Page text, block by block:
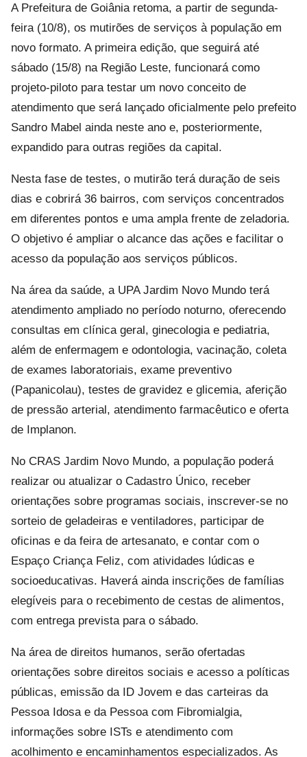
A Prefeitura de Goiânia retoma, a partir de segunda-
feira (10/8), os mutirões de serviços à população em
novo formato. A primeira edição, que seguirá até
sábado (15/8) na Região Leste, funcionará como
projeto-piloto para testar um novo conceito de
atendimento que será lançado oficialmente pelo prefeito
Sandro Mabel ainda neste ano e, posteriormente,
expandido para outras regiões da capital.
Nesta fase de testes, o mutirão terá duração de seis
dias e cobrirá 36 bairros, com serviços concentrados
em diferentes pontos e uma ampla frente de zeladoria.
O objetivo é ampliar o alcance das ações e facilitar o
acesso da população aos serviços públicos.
Na área da saúde, a UPA Jardim Novo Mundo terá
atendimento ampliado no período noturno, oferecendo
consultas em clínica geral, ginecologia e pediatria,
além de enfermagem e odontologia, vacinação, coleta
de exames laboratoriais, exame preventivo
(Papanicolau), testes de gravidez e glicemia, aferição
de pressão arterial, atendimento farmacêutico e oferta
de Implanon.
No CRAS Jardim Novo Mundo, a população poderá
realizar ou atualizar o Cadastro Único, receber
orientações sobre programas sociais, inscrever-se no
sorteio de geladeiras e ventiladores, participar de
oficinas e da feira de artesanato, e contar com o
Espaço Criança Feliz, com atividades lúdicas e
socioeducativas. Haverá ainda inscrições de famílias
elegíveis para o recebimento de cestas de alimentos,
com entrega prevista para o sábado.
Na área de direitos humanos, serão ofertadas
orientações sobre direitos sociais e acesso a políticas
públicas, emissão da ID Jovem e das carteiras da
Pessoa Idosa e da Pessoa com Fibromialgia,
informações sobre ISTs e atendimento com
acolhimento e encaminhamentos especializados. As